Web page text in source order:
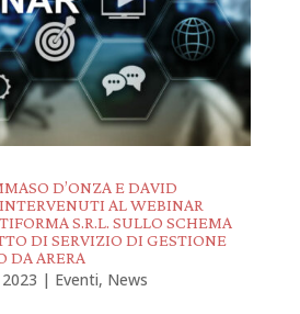
D’ONZA E DAVID
AL WEBINAR
S.R.L. SULLO SCHEMA
DI SERVIZIO DI GESTIONE
DA ARERA
| Eventi, News